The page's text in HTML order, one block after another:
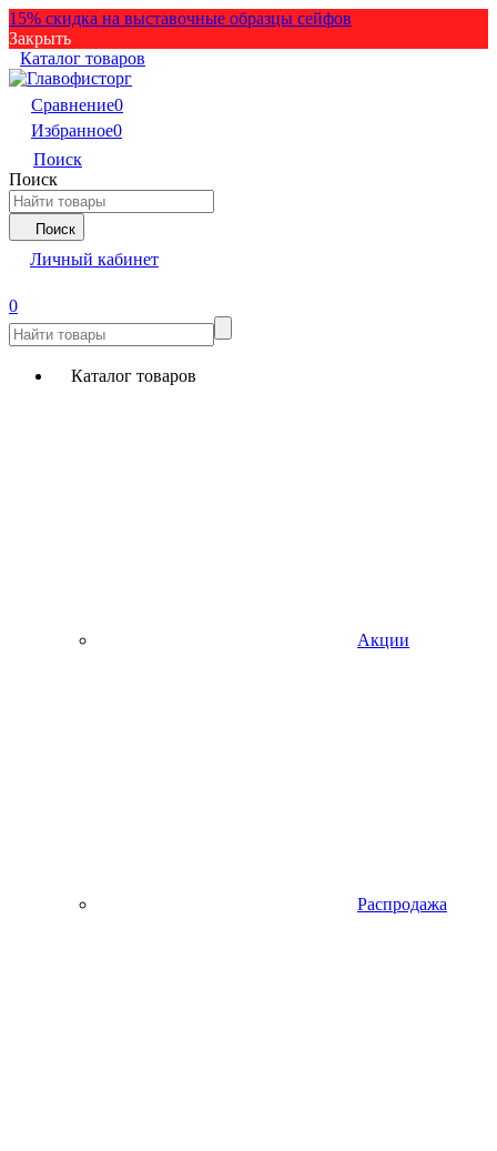
15% скидка на выставочные образцы сейфов
Закрыть
Каталог товаров
Сравнение0
Избранное0
Поиск
Поиск
Поиск
Личный кабинет
0
Каталог товаров
Акции
Распродажа